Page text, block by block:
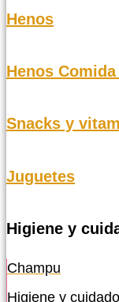
Henos
Henos
Snacks y
Juguetes
Higiene y
Champu
Higiene y